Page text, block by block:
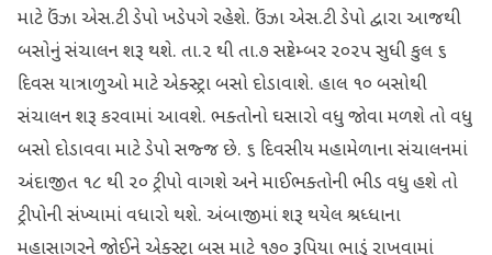
માટે ઉંઝા એસ.ટી ડેપો ખડેપગે રહેશે. ઉંઝા એસ.ટી ડેપો દ્વારા આજથી
બસોનું સંચાલન શરૂ થશે. તા.૨ થી તા.૭ સપ્ટેમ્બર ૨૦૨૫ સુધી કુલ ૬
દિવસ યાત્રાળુઓ માટે એક્સ્ટ્રા બસો દોડાવાશે.‌ હાલ ૧૦ બસોથી
સંચાલન શરૂ કરવામાં આવશે. ભક્તોનો ઘસારો વધુ જોવા મળશે તો વધુ
બસો દોડાવવા માટે ડેપો સજ્જ છે. ૬ દિવસીય મહામેળાના સંચાલનમાં
અંદાજીત ૧૮ થી ૨૦ ટ્રીપો વાગશે અને માઈભક્તોની ભીડ વધુ હશે તો
ટ્રીપોની સંખ્યામાં વધારો થશે. અંબાજીમાં શરૂ થયેલ શ્રધ્ધાના
મહાસાગરને જોઈને એક્સ્ટ્રા બસ માટે ૧૭૦ રૂપિયા ભાડું રાખવામાં